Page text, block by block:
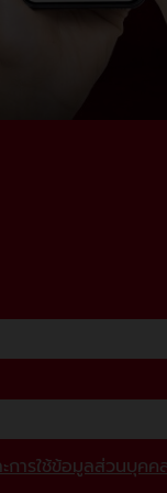
การใช้ข้อมูลส่วนบุคค